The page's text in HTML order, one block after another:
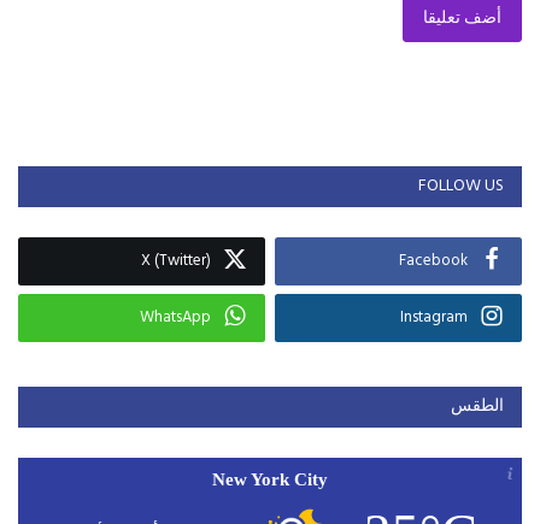
أضف تعليقا
FOLLOW US
Facebook
X (Twitter)
Instagram
WhatsApp
الطقس
New York City